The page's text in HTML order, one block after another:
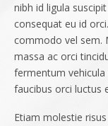
nibh id ligula
consequat eu id
commodo vel sem.
massa ac orci
fermentum vehicula
faucibus orci luctus
Etiam molestie